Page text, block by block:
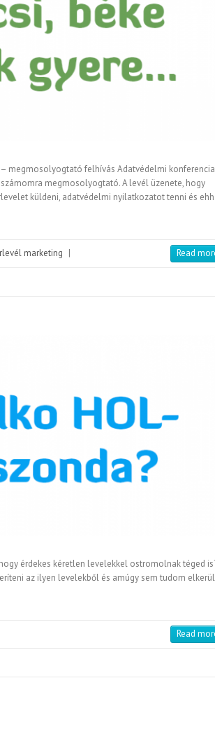
megmosolyogtató felhívás Adatvédelmi konferencia
megmosolyogtató. A levél üzenete, hogy
küldeni, adatvédelmi nyilatkozatot tenni és
marketing | Read
érdekes kéretlen levelekkel ostromolnak téged
az ilyen levelekből és amúgy sem tudom
Read